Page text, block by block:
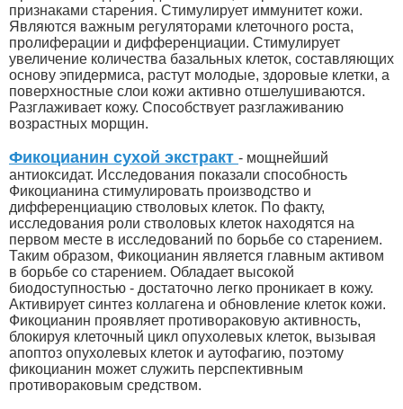
признаками старения. Стимулирует иммунитет кожи.
Являются важным регуляторами клеточного роста,
пролиферации и дифференциации. Стимулирует
увеличение количества базальных клеток, составляющих
основу эпидермиса, растут молодые, здоровые клетки, а
поверхностные слои кожи активно отшелушиваются.
Разглаживает кожу. Способствует разглаживанию
возрастных морщин.
Фикоцианин сухой экстракт - мощнейший
антиоксидат. Исследования показали способность
Фикоцианина стимулировать производство и
дифференциацию стволовых клеток. По факту,
исследования роли стволовых клеток находятся на
первом месте в исследований по борьбе со старением.
Таким образом, Фикоцианин является главным активом
в борьбе со старением. Обладает высокой
биодоступностью - достаточно легко проникает в кожу.
Активирует синтез коллагена и обновление клеток кожи.
Фикоцианин проявляет противораковую активность,
блокируя клеточный цикл опухолевых клеток, вызывая
апоптоз опухолевых клеток и аутофагию, поэтому
фикоцианин может служить перспективным
противораковым средством.